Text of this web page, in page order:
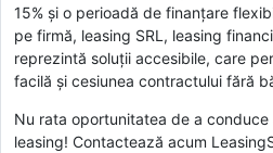
15% și o perioadă de finanțare
pe firmă, leasing SRL, leasing
reprezintă soluții accesibile, care
facilă și cesiunea contractului fără
Nu rata oportunitatea de a
leasing! Contactează acum